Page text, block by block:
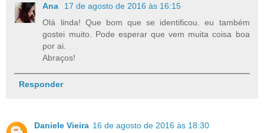
Ana
17 de agosto de 2016 às 16:15
Olá linda! Que bom que se identificou. eu também
gostei muito. Pode esperar que vem muita coisa boa
por ai.
Abraços!
Responder
Daniele Vieira 16 de agosto de 2016 às 18:30